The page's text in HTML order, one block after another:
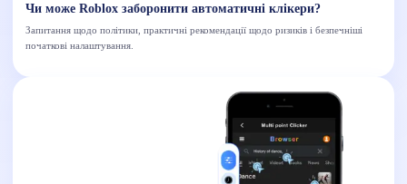
Чи може Roblox заборонити автоматичні клікери?
Запитання щодо політики, практичні рекомендації щодо ризиків і безпечніші
початкові налаштування.